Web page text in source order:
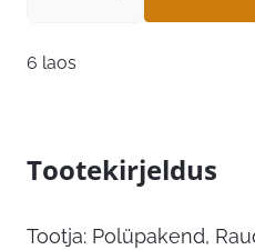
6 laos
Tootekirjeldus
Tootja: Polüpakend,